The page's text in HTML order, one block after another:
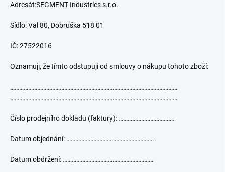
Adresát:SEGMENT Industries s.r.o.
Sídlo: Val 80, Dobruška 518 01
IČ: 27522016
Oznamuji, že tímto odstupuji od smlouvy o nákupu tohoto zboží:
…………………………………………………………………………………………………
…………………………………………………………………………………………………
Číslo prodejního dokladu (faktury): ……………………………….
Datum objednání: …………………………………………………..
Datum obdržení: ……………………………………………………